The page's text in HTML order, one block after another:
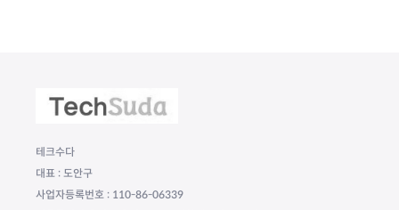
테크수다
대표 : 도안구
사업자등록번호 : 110-86-06339